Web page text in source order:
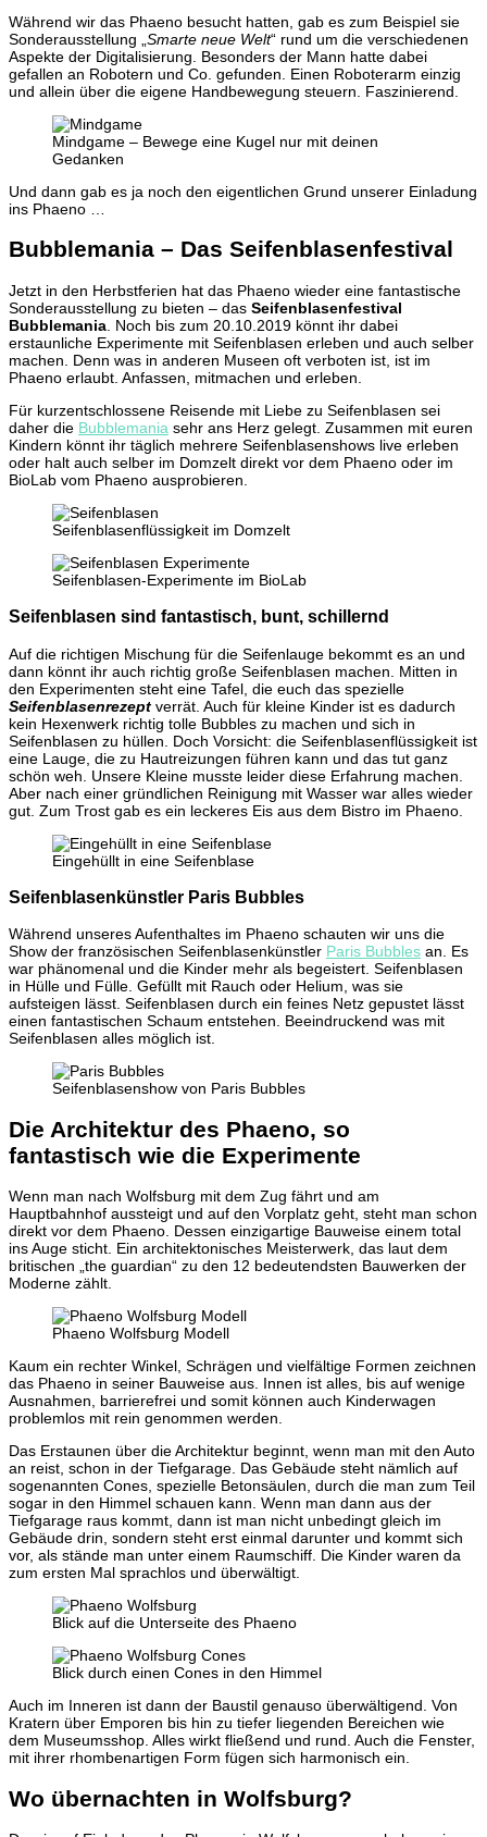
Während wir das Phaeno besucht hatten, gab es zum Beispiel sie
Sonderausstellung „ Smarte neue Welt“ rund um die verschiedenen
Aspekte der Digitalisierung. Besonders der Mann hatte dabei
gefallen an Robotern und Co. gefunden. Einen Roboterarm einzig
und allein über die eigene Handbewegung steuern. Faszinierend.
Mindgame – Bewege eine Kugel nur mit deinen
Gedanken
Und dann gab es ja noch den eigentlichen Grund unserer Einladung
ins Phaeno …
Bubblemania – Das Seifenblasenfestival
Jetzt in den Herbstferien hat das Phaeno wieder eine fantastische
Sonderausstellung zu bieten – das Seifenblasenfestival
Bubblemania . Noch bis zum 20.10.2019 könnt ihr dabei
erstaunliche Experimente mit Seifenblasen erleben und auch selber
machen. Denn was in anderen Museen oft verboten ist, ist im
Phaeno erlaubt. Anfassen, mitmachen und erleben.
Für kurzentschlossene Reisende mit Liebe zu Seifenblasen sei
daher die Bubblemania sehr ans Herz gelegt. Zusammen mit euren
Kindern könnt ihr täglich mehrere Seifenblasenshows live erleben
oder halt auch selber im Domzelt direkt vor dem Phaeno oder im
BioLab vom Phaeno ausprobieren.
Seifenblasenflüssigkeit im Domzelt
Seifenblasen-Experimente im BioLab
Seifenblasen sind fantastisch, bunt, schillernd
Auf die richtigen Mischung für die Seifenlauge bekommt es an und
dann könnt ihr auch richtig große Seifenblasen machen. Mitten in
den Experimenten steht eine Tafel, die euch das spezielle
Seifenblasenrezept verrät. Auch für kleine Kinder ist es dadurch
kein Hexenwerk richtig tolle Bubbles zu machen und sich in
Seifenblasen zu hüllen. Doch Vorsicht: die Seifenblasenflüssigkeit ist
eine Lauge, die zu Hautreizungen führen kann und das tut ganz
schön weh. Unsere Kleine musste leider diese Erfahrung machen.
Aber nach einer gründlichen Reinigung mit Wasser war alles wieder
gut. Zum Trost gab es ein leckeres Eis aus dem Bistro im Phaeno.
Eingehüllt in eine Seifenblase
Seifenblasenkünstler Paris Bubbles
Während unseres Aufenthaltes im Phaeno schauten wir uns die
Show der französischen Seifenblasenkünstler Paris Bubbles an. Es
war phänomenal und die Kinder mehr als begeistert. Seifenblasen
in Hülle und Fülle. Gefüllt mit Rauch oder Helium, was sie
aufsteigen lässt. Seifenblasen durch ein feines Netz gepustet lässt
einen fantastischen Schaum entstehen. Beeindruckend was mit
Seifenblasen alles möglich ist.
Seifenblasenshow von Paris Bubbles
Die Architektur des Phaeno, so
fantastisch wie die Experimente
Wenn man nach Wolfsburg mit dem Zug fährt und am
Hauptbahnhof aussteigt und auf den Vorplatz geht, steht man schon
direkt vor dem Phaeno. Dessen einzigartige Bauweise einem total
ins Auge sticht. Ein architektonisches Meisterwerk, das laut dem
britischen „the guardian“ zu den 12 bedeutendsten Bauwerken der
Moderne zählt.
Phaeno Wolfsburg Modell
Kaum ein rechter Winkel, Schrägen und vielfältige Formen zeichnen
das Phaeno in seiner Bauweise aus. Innen ist alles, bis auf wenige
Ausnahmen, barrierefrei und somit können auch Kinderwagen
problemlos mit rein genommen werden.
Das Erstaunen über die Architektur beginnt, wenn man mit den Auto
an reist, schon in der Tiefgarage. Das Gebäude steht nämlich auf
sogenannten Cones, spezielle Betonsäulen, durch die man zum Teil
sogar in den Himmel schauen kann. Wenn man dann aus der
Tiefgarage raus kommt, dann ist man nicht unbedingt gleich im
Gebäude drin, sondern steht erst einmal darunter und kommt sich
vor, als stände man unter einem Raumschiff. Die Kinder waren da
zum ersten Mal sprachlos und überwältigt.
Blick auf die Unterseite des Phaeno
Blick durch einen Cones in den Himmel
Auch im Inneren ist dann der Baustil genauso überwältigend. Von
Kratern über Emporen bis hin zu tiefer liegenden Bereichen wie
dem Museumsshop. Alles wirkt fließend und rund. Auch die Fenster,
mit ihrer rhombenartigen Form fügen sich harmonisch ein.
Wo übernachten in Wolfsburg?